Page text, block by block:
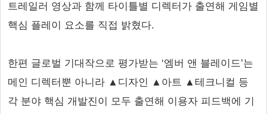
트레일러 영상과 함께 타이틀별 디렉터가 출연해 게임별
핵심 플레이 요소를 직접 밝혔다.
한편 글로벌 기대작으로 평가받는 ‘엠버 앤 블레이드’는
메인 디렉터뿐 아니라 ▲디자인 ▲아트 ▲테크니컬 등
각 분야 핵심 개발진이 모두 출연해 이용자 피드백에 기